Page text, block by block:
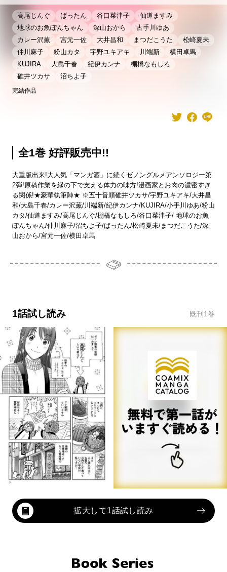
高尾じんぐ ばったん 谷口菜津子
仙道ますみ
地球のお魚ぽんちゃん
深山おから
古手川ゆあ
カレー沢薫
宮元一佐 大井昌和 まつだこうた
松崎夏未
仲川麻子
粉山カタ 宇野ユキアキ 川端新
横田卓馬
KUJIRA
大島千春 紀伊カンナ
棚橋なもしろ
碓井ツカサ
沼ちよ子
完結作品
全1巻 好評販売中!!
大重版出来!大人気「マンガ酒」に続くゼノングルメアンソロジー第
2弾!原稿作業を縁の下で支える体力の味方!漫画家とお肉の濃密すぎ
る関係!★豪華執筆陣★ ※五十音順碓井ツカサ/宇野ユキアキ/大井昌
和/大島千春/カレー沢薫/川端新/紀伊カンナ/KUJIRA/小手川ゆあ/粉山
カタ/仙道ますみ/高尾じんぐ/棚橋なもしろ/谷口菜津子/ 地球のお魚
ぽんちゃん/仲川麻子/沼ちよ子/ばったん/松崎夏未/まつだこうた/深
山おから/宮元一佐/横田卓馬
1話試し読み 既刊 1巻
拡大して1話試し読み